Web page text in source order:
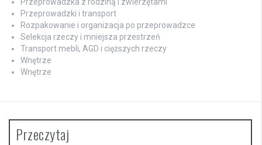
Przeprowadzki i transport
Rozpakowanie i organizacja po przeprowadzce
Selekcja rzeczy i mniejsza przestrzeń
Transport mebli, AGD i cięższych rzeczy
Wnętrze
Wnętrze
Przeczytaj